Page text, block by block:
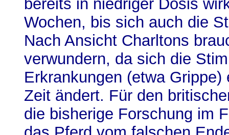
bereits in niedriger Dosis
Wochen, bis sich auch die
Nach Ansicht Charltons
verwundern, da sich die
Erkrankungen (etwa Grippe)
Zeit ändert. Für den
die bisherige Forschung im